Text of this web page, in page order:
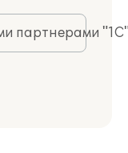
партнерами